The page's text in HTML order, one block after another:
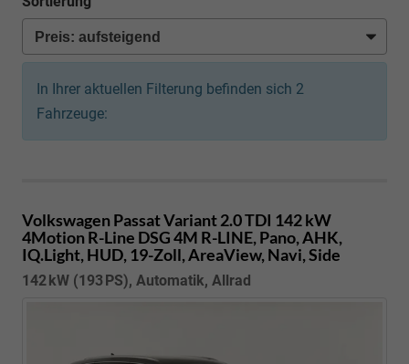
In Ihrer aktuellen Filterung befinden sich 2
Fahrzeuge:
Volkswagen Passat Variant2.0 TDI 142 kW
4Motion R-Line DSG 4M R-LINE, Pano, AHK,
IQ.Light, HUD, 19-Zoll, AreaView, Navi, Side
142 kW (193 PS), Automatik, Allrad